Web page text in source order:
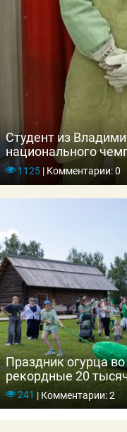
Студент из
национального
1125 |Комментарии: 0
Праздник огурца
рекордные 20
241 |Комментарии: 2